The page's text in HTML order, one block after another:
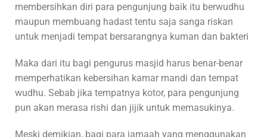
membersihkan diri para pengunjung baik itu berwudhu
maupun membuang hadast tentu saja sanga riskan
untuk menjadi tempat bersarangnya kuman dan bakteri
Maka dari itu bagi pengurus masjid harus benar-benar
memperhatikan kebersihan kamar mandi dan tempat
wudhu. Sebab jika tempatnya kotor, para pengunjung
pun akan merasa rishi dan jijik untuk memasukinya.
Meski demikian, bagi para jamaah yang menggunakan